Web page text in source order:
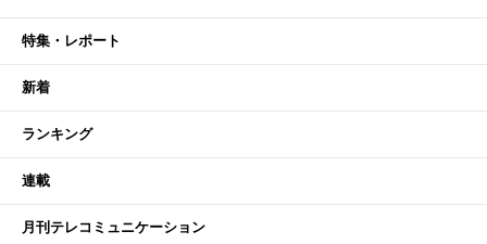
特集・レポート
新着
ランキング
連載
月刊テレコミュニケーション